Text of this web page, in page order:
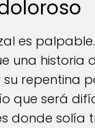
es
una historia
su repentina
que será
donde solía